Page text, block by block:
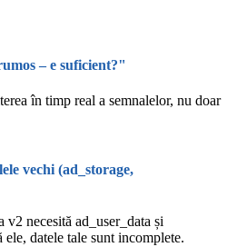
– e suficient?"
în timp real a semnalelor, nu doar
vechi (ad_storage,
v2 necesită ad_user_data și
datele tale sunt incomplete.